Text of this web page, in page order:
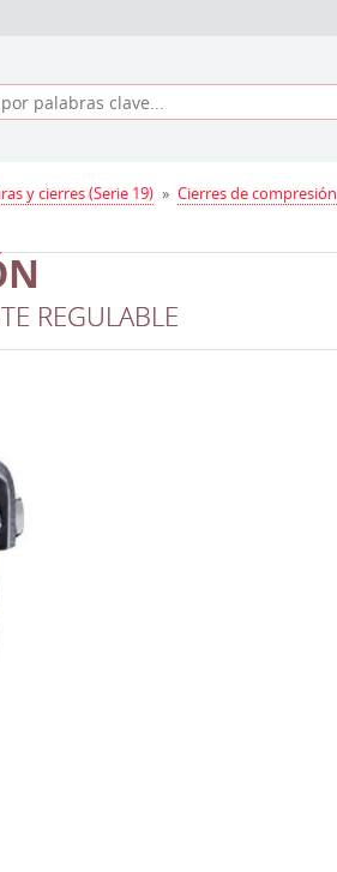
y cierres (Serie 19) » Cierres de compresión
REGULABLE